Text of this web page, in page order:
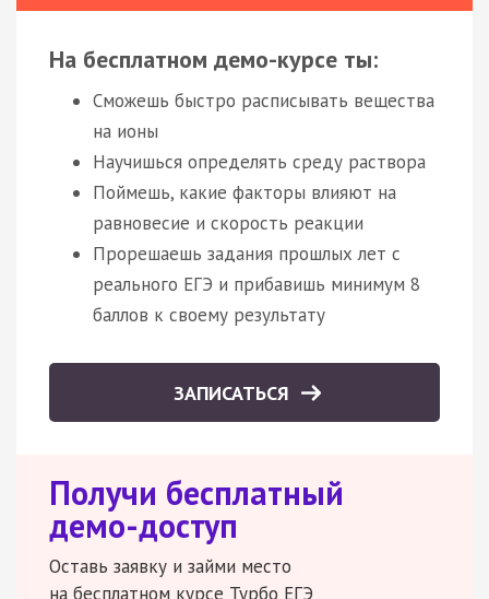
На бесплатном демо-курсе ты:
Сможешь быстро расписывать вещества
на ионы
Научишься определять среду раствора
Поймешь, какие факторы влияют на
равновесие и скорость реакции
Прорешаешь задания прошлых лет с
реального ЕГЭ и прибавишь минимум 8
баллов к своему результату
ЗАПИСАТЬСЯ
Получи бесплатный
демо-доступ
Оставь заявку и займи место
на бесплатном курсе Турбо ЕГЭ